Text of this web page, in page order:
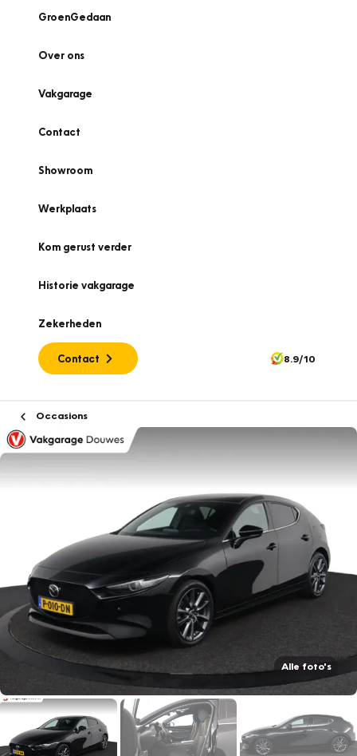
GroenGedaan
Over ons
Vakgarage
Contact
Showroom
Werkplaats
Kom gerust verder
Historie vakgarage
Zekerheden
Contact 8.9/10
Occasions
Alle foto's